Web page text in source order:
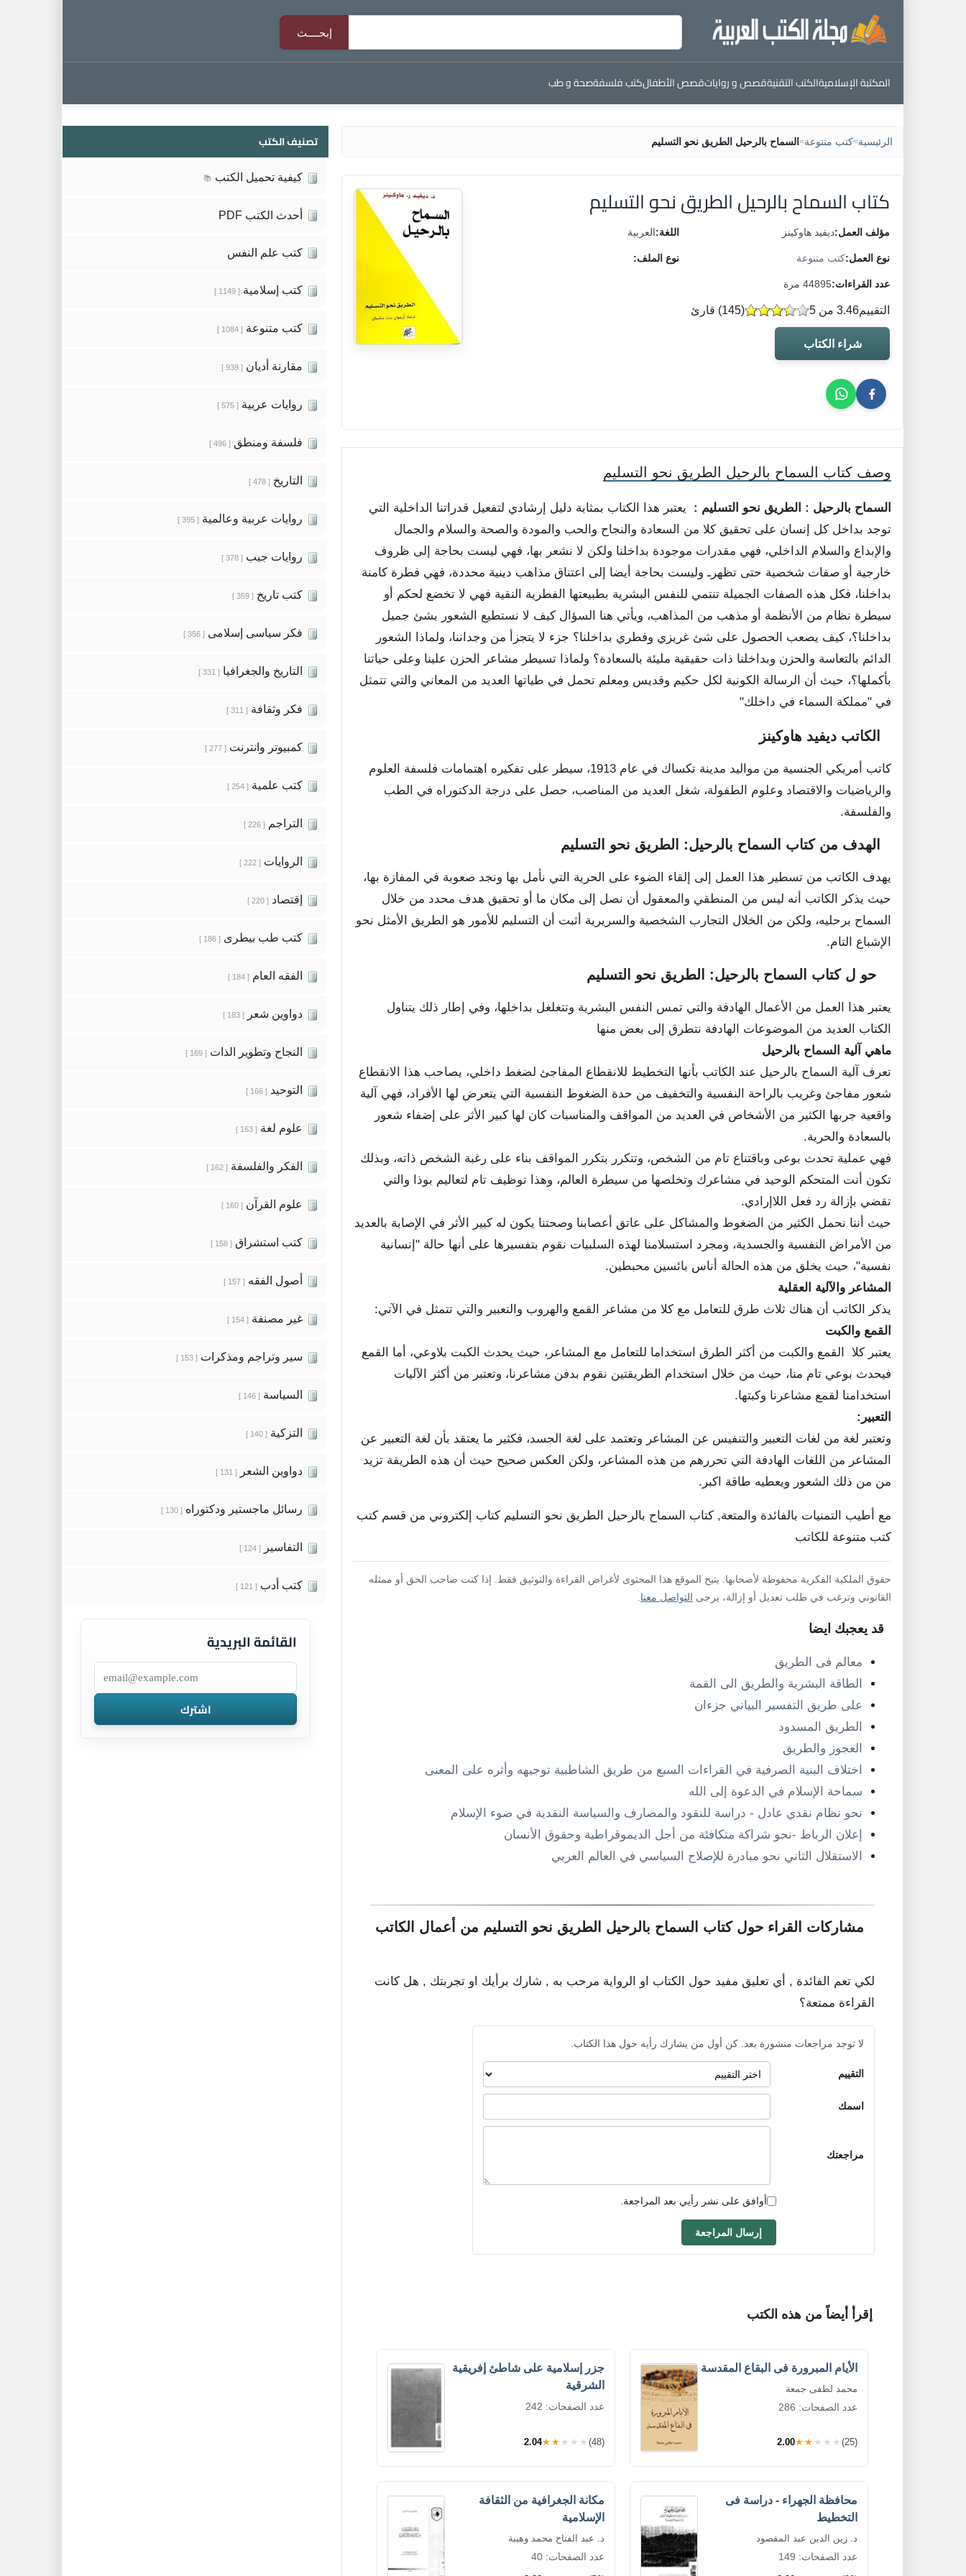
المكتبة الإسلاميةالكتب التقنيةقصص و رواياتقصص الأطفالكتب فلسفةصحة و طب
الرئيسية>كتب متنوعة> السماح بالرحيل الطريق نحو التسليم
كتاب السماح بالرحيل الطريق نحو التسليم
مؤلف العمل:ديفيد هاوكينز اللغة:العربية
نوع العمل:كتب متنوعة نوع الملف:
عدد القراءات:44895 مرة
التقييم (
145) قارئ 3.46 من 5
شراء الكتاب
وصف كتاب السماح بالرحيل الطريق نحو التسليم
السماح بالرحيل : الطريق نحو التسليم : يعتبر هذا الكتاب بمثابة دليل إرشادي لتفعيل قدراتنا الداخلية التي
توجد بداخل كل إنسان على تحقيق كلا من السعادة والنجاح والحب والمودة والصحة والسلام والجمال
والإبداع والسلام الداخلي، فهي مقدرات موجودة بداخلنا ولكن لا نشعر بها، فهي ليست بحاجة إلى ظروف
خارجية أو صفات شخصية حتى تظهرـ وليست بحاجة أيضا إلى اعتناق مذاهب دينية محددة، فهي فطرة كامنة
بداخلنا، فكل هذه الصفات الجميلة تنتمي للنفس البشرية بطبيعتها الفطرية النقية فهي لا تخضع لحكم أو
سيطرة نظام من الأنظمة أو مذهب من المذاهب، ويأتي هنا السؤال كيف لا نستطيع الشعور بشئ جميل
بداخلنا؟، كيف يصعب الحصول على شئ غريزي وفطري بداخلنا؟ جزء لا يتجزأ من وجداننا، ولماذا الشعور
الدائم بالتعاسة والحزن وبداخلنا ذات حقيقية مليئة بالسعادة؟ ولماذا تسيطر مشاعر الحزن علينا وعلى حياتنا
بأكملها؟، حيث أن الرسالة الكونية لكل حكيم وقديس ومعلم تحمل في طياتها العديد من المعاني والتي تتمثل
في "مملكة السماء في داخلك"
الكاتب ديفيد هاوكينز
كاتب أمريكي الجنسية من مواليد مدينة تكساك في عام 1913، سيطر على تفكيره اهتمامات فلسفة العلوم
والرياضيات والاقتصاد وعلوم الطفولة، شغل العديد من المناصب، حصل على درجة الدكتوراه في الطب
والفلسفة.
الهدف من كتاب السماح بالرحيل: الطريق نحو التسليم
يهدف الكاتب من تسطير هذا العمل إلى إلقاء الضوء على الحرية التي نأمل بها ونجد صعوبة في المفازة بها،
حيث يذكر الكاتب أنه ليس من المنطقي والمعقول أن نصل إلى مكان ما أو تحقيق هدف محدد من خلال
السماح برحليه، ولكن من الخلال التجارب الشخصية والسريرية أثبت أن التسليم للأمور هو الطريق الأمثل نحو
الإشباع التام.
حو ل كتاب السماح بالرحيل: الطريق نحو التسليم
يعتبر هذا العمل من الأعمال الهادفة والتي تمس النفس البشرية وتتغلغل بداخلها، وفي إطار ذلك يتناول
الكتاب العديد من الموضوعات الهادفة نتطرق إلى بعض منها
ماهي آلية السماح بالرحيل
تعرف آلية السماح بالرحيل عند الكاتب بأنها التخطيط للانقطاع المفاجئ لضغط داخلي، يصاحب هذا الانقطاع
شعور مفاجئ وغريب بالراحة النفسية والتخفيف من حدة الضغوط النفسية التي يتعرض لها الأفراد، فهي آلية
واقعية جربها الكثير من الأشخاص في العديد من المواقف والمناسبات كان لها كبير الأثر على إضفاء شعور
بالسعادة والحرية.
فهي عملية تحدث بوعى وباقتناع تام من الشخص، وتتكرر بتكرر المواقف بناء على رغبة الشخص ذاته، وبذلك
تكون أنت المتحكم الوحيد في مشاعرك وتخلصها من سيطرة العالم، وهذا توظيف تام لتعاليم بوذا والتي
تقضي بإزالة رد فعل اللاإرادي.
حيث أننا نحمل الكثير من الضغوط والمشاكل على عاتق أعصابنا وصحتنا يكون له كبير الأثر في الإصابة بالعديد
من الأمراض النفسية والجسدية، ومجرد استسلامنا لهذه السلبيات نقوم بتفسيرها على أنها حالة "إنسانية
نفسية"، حيث يخلق من هذه الحالة أناس بائسين محبطين.
المشاعر والآلية العقلية
يذكر الكاتب أن هناك ثلاث طرق للتعامل مع كلا من مشاعر القمع والهروب والتعبير والتي تتمثل في الآتي:
القمع والكبت
يعتبر كلا القمع والكبت من أكثر الطرق استخداما للتعامل مع المشاعر، حيث يحدث الكبت بلاوعي، أما القمع
فيحدث بوعي تام منا، حيث من خلال استخدام الطريقتين نقوم بدفن مشاعرنا، وتعتبر من أكثر الآليات
استخدامنا لقمع مشاعرنا وكبتها.
التعبير:
وتعتبر لغة من لغات التعبير والتنفيس عن المشاعر وتعتمد على لغة الجسد، فكثير ما يعتقد بأن لغة التعبير عن
المشاعر من اللغات الهادفة التي تحررهم من هذه المشاعر، ولكن العكس صحيح حيث أن هذه الطريقة تزيد
من من ذلك الشعور ويعطيه طاقة اكبر.
مع أطيب التمنيات بالفائدة والمتعة, كتاب السماح بالرحيل الطريق نحو التسليم كتاب إلكتروني من قسم كتب
كتب متنوعة للكاتب
حقوق الملكية الفكرية محفوظة لأصحابها. يتيح الموقع هذا المحتوى لأغراض القراءة والتوثيق فقط. إذا كنت صاحب الحق أو ممثله
القانوني وترغب في طلب تعديل أو إزالة، يرجى التواصل معنا
قد يعجبك ايضا
معالم فى الطريق
الطاقة البشرية والطريق الى القمة
على طريق التفسير البياني جزءان
الطريق المسدود
العجوز والطريق
اختلاف البنية الصرفية في القراءات السبع من طريق الشاطبية توجيهه وأثره على المعنى
سماحة الإسلام في الدعوة إلى الله
نحو نظام نقدي عادل - دراسة للنقود والمصارف والسياسة النقدية في ضوء الإسلام
إعلان الرباط -نحو شراكة متكافئة من أجل الديموقراطية وحقوق الأنسان
الاستقلال الثاني نحو مبادرة للإصلاح السياسي في العالم العربي
مشاركات القراء حول كتاب السماح بالرحيل الطريق نحو التسليم من أعمال الكاتب
لكي تعم الفائدة , أي تعليق مفيد حول الكتاب او الرواية مرحب به , شارك برأيك او تجربتك , هل كانت
القراءة ممتعة؟
لا توجد مراجعات منشورة بعد. كن أول من يشارك رأيه حول هذا الكتاب.
التقييم
اسمك
مراجعتك
أوافق على نشر رأيي بعد المراجعة.
إرسال المراجعة
إقرأ أيضاً من هذه الكتب
الأيام المبرورة فى البقاع المقدسة
محمد لطفى جمعة
عدد الصفحات: 286
2.00★★★★★ (25)
جزر إسلامية على شاطئ إفريقية
الشرقية
عدد الصفحات: 242
2.04★★★★★ (48)
محافظة الجهراء - دراسة فى
التخطيط
د. زين الدين عبد المقصود
عدد الصفحات: 149
مكانة الجغرافية من الثقافة
الإسلامية
د. عبد الفتاح محمد وهيبة
عدد الصفحات: 40
تصنيف الكتب
كيفية تحميل الكتب 📚
أحدث الكتب PDF
كتب علم النفس
كتب إسلامية [ 1149 ]
كتب متنوعة [ 1084 ]
مقارنة أديان [ 939 ]
روايات عربية [ 575 ]
فلسفة ومنطق [ 496 ]
التاريخ [ 478 ]
روايات عربية وعالمية [ 395 ]
روايات جيب [ 378 ]
كتب تاريخ [ 359 ]
فكر سياسى إسلامى [ 356 ]
التاريخ والجغرافيا [ 331 ]
فكر وثقافة [ 311 ]
كمبيوتر وانترنت [ 277 ]
كتب علمية [ 254 ]
التراجم [ 226 ]
الروايات [ 222 ]
إقتصاد [ 220 ]
كتب طب بيطرى [ 186 ]
الفقه العام [ 184 ]
دواوين شعر [ 183 ]
النجاح وتطوير الذات [ 169 ]
التوحيد [ 166 ]
علوم لغة [ 163 ]
الفكر والفلسفة [ 162 ]
علوم القرآن [ 160 ]
كتب استشراق [ 158 ]
أصول الفقه [ 157 ]
غير مصنفة [ 154 ]
سير وتراجم ومذكرات [ 153 ]
السياسة [ 146 ]
التزكية [ 140 ]
دواوين الشعر [ 131 ]
رسائل ماجستير ودكتوراه [ 130 ]
التفاسير [ 124 ]
كتب أدب [ 121 ]
القائمة البريدية